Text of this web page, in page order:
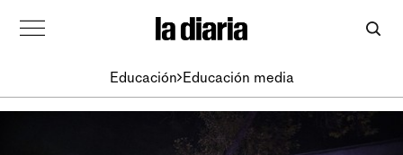
Educación Educación media